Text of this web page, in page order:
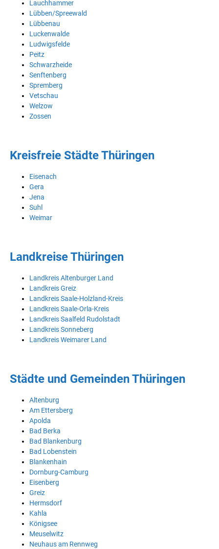
Lauchhammer
Lübben/Spreewald
Lübbenau
Luckenwalde
Ludwigsfelde
Peitz
Schwarzheide
Senftenberg
Spremberg
Vetschau
Welzow
Zossen
Kreisfreie Städte Thüringen
Eisenach
Gera
Jena
Suhl
Weimar
Landkreise Thüringen
Landkreis Altenburger Land
Landkreis Greiz
Landkreis Saale-Holzland-Kreis
Landkreis Saale-Orla-Kreis
Landkreis Saalfeld Rudolstadt
Landkreis Sonneberg
Landkreis Weimarer Land
Städte und Gemeinden Thüringen
Altenburg
Am Ettersberg
Apolda
Bad Berka
Bad Blankenburg
Bad Lobenstein
Blankenhain
Dornburg-Camburg
Eisenberg
Greiz
Hermsdorf
Kahla
Königsee
Meuselwitz
Neuhaus am Rennweg